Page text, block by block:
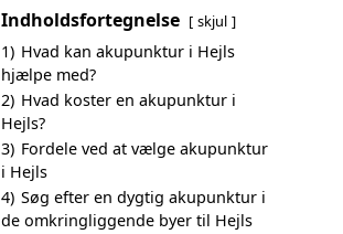
Indholdsfortegnelse skjul
1) Hvad kan akupunktur i Hejls
hjælpe med?
2) Hvad koster en akupunktur i
Hejls?
3) Fordele ved at vælge akupunktur
i Hejls
4) Søg efter en dygtig akupunktur i
de omkringliggende byer til Hejls